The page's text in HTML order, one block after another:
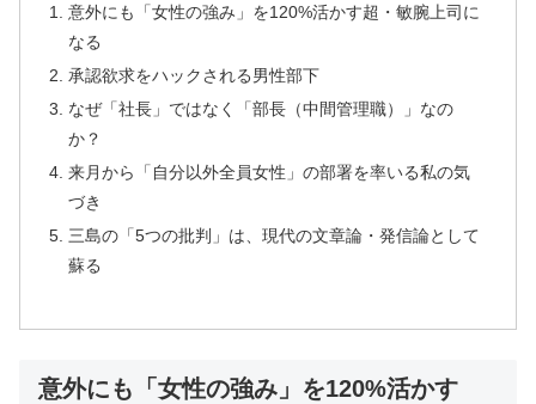
意外にも「女性の強み」を120%活かす超・敏腕上司に
なる
承認欲求をハックされる男性部下
なぜ「社長」ではなく「部長（中間管理職）」なの
か？
来月から「自分以外全員女性」の部署を率いる私の気
づき
三島の「5つの批判」は、現代の文章論・発信論として
蘇る
意外にも「女性の強み」を120%活かす